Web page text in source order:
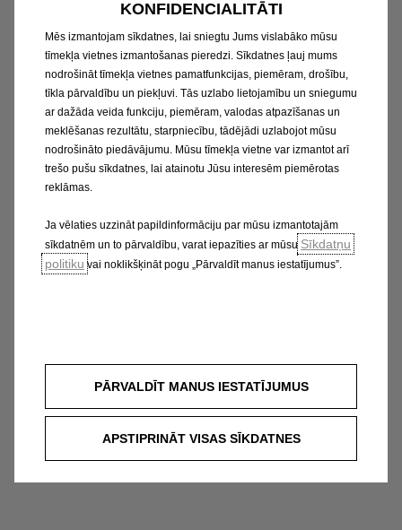
KONFIDENCIALITĀTI
Mēs izmantojam sīkdatnes, lai sniegtu Jums vislabāko mūsu
tīmekļa vietnes izmantošanas pieredzi. Sīkdatnes ļauj mums
nodrošināt tīmekļa vietnes pamatfunkcijas, piemēram, drošību,
tīkla pārvaldību un piekļuvi. Tās uzlabo lietojamību un sniegumu
ar dažāda veida funkciju, piemēram, valodas atpazīšanas un
meklēšanas rezultātu, starpniecību, tādējādi uzlabojot mūsu
nodrošināto piedāvājumu. Mūsu tīmekļa vietne var izmantot arī
trešo pušu sīkdatnes, lai atainotu Jūsu interesēm piemērotas
reklāmas.
Ja vēlaties uzzināt papildinformāciju par mūsu izmantotajām
sīkdatnēm un to pārvaldību, varat iepazīties ar mūsu Sīkdatņu
politiku vai noklikšķināt pogu „Pārvaldīt manus iestatījumus”.
PĀRVALDĪT MANUS IESTATĪJUMUS
APSTIPRINĀT VISAS SĪKDATNES